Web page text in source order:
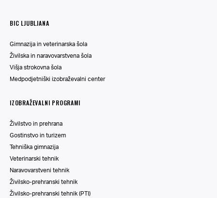
BIC LJUBLJANA
Gimnazija in veterinarska šola
Živilska in naravovarstvena šola
Višja strokovna šola
Medpodjetniški izobraževalni center
IZOBRAŽEVALNI PROGRAMI
Živilstvo in prehrana
Gostinstvo in turizem
Tehniška gimnazija
Veterinarski tehnik
Naravovarstveni tehnik
Živilsko-prehranski tehnik
Živilsko-prehranski tehnik (PTI)